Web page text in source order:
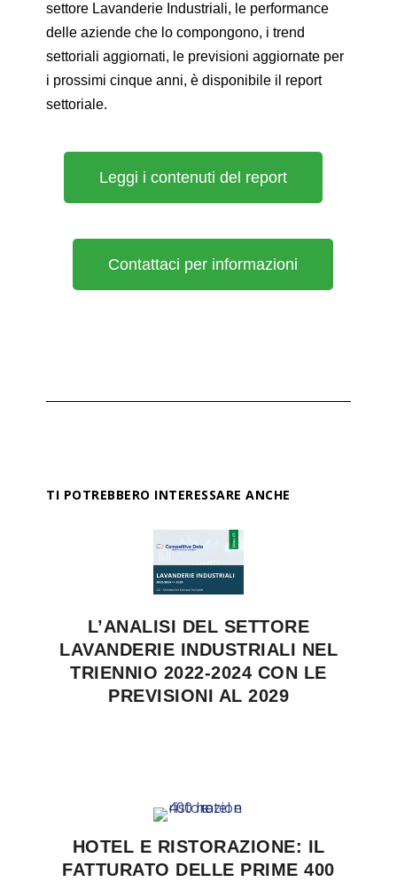
settore Lavanderie Industriali, le performance
delle aziende che lo compongono, i trend
settoriali aggiornati, le previsioni aggiornate per
i prossimi cinque anni, è disponibile il report
settoriale.
Leggi i contenuti del report
Contattaci per informazioni
TI POTREBBERO INTERESSARE ANCHE
L’ANALISI DEL SETTORE
LAVANDERIE INDUSTRIALI NEL
TRIENNIO 2022-2024 CON LE
PREVISIONI AL 2029
HOTEL E RISTORAZIONE: IL
FATTURATO DELLE PRIME 400